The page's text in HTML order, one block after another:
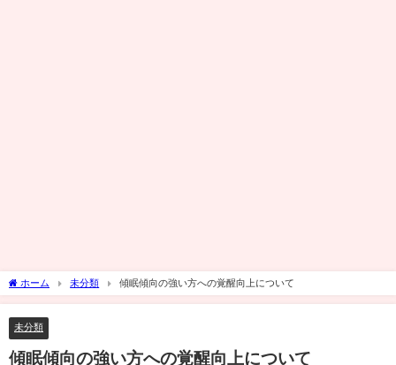
ホーム 未分類 傾眠傾向の強い方への覚醒向上について
未分類
傾眠傾向の強い方への覚醒向上について